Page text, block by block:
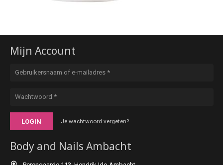
Mijn Account
LOGIN Je wachtwoord vergeten?
Body and Nails Ambacht